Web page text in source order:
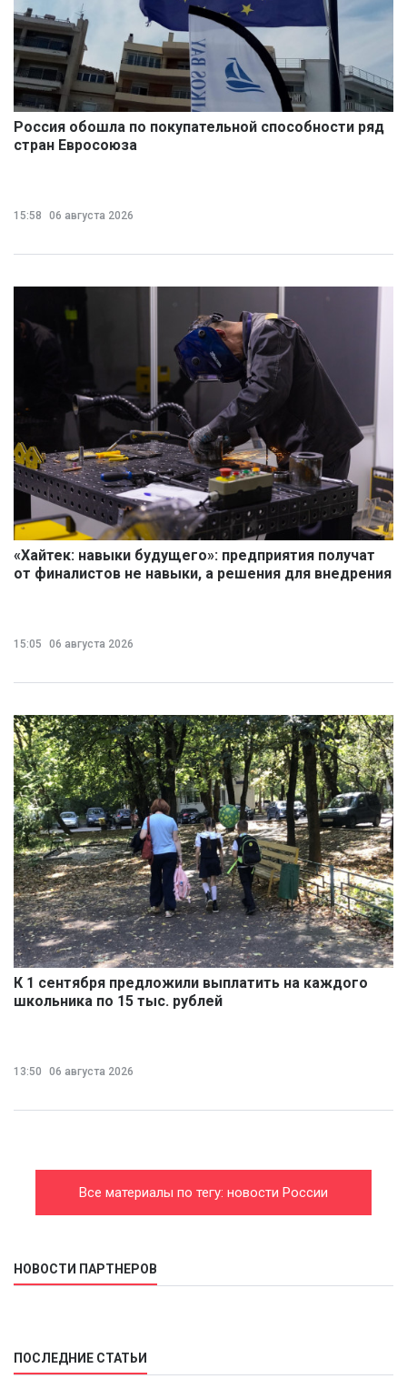
Россия обошла по покупательной способности ряд
стран Евросоюза
15:58 06 августа 2026
«Хайтек: навыки будущего»: предприятия получат
от финалистов не навыки, а решения для внедрения
15:05 06 августа 2026
К 1 сентября предложили выплатить на каждого
школьника по 15 тыс. рублей
13:50 06 августа 2026
Все материалы по тегу: новости России
НОВОСТИ ПАРТНЕРОВ
ПОСЛЕДНИЕ СТАТЬИ